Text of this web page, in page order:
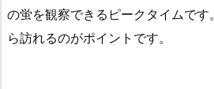
の蛍を観察できるピークタイムで
ら訪れるのがポイントです。